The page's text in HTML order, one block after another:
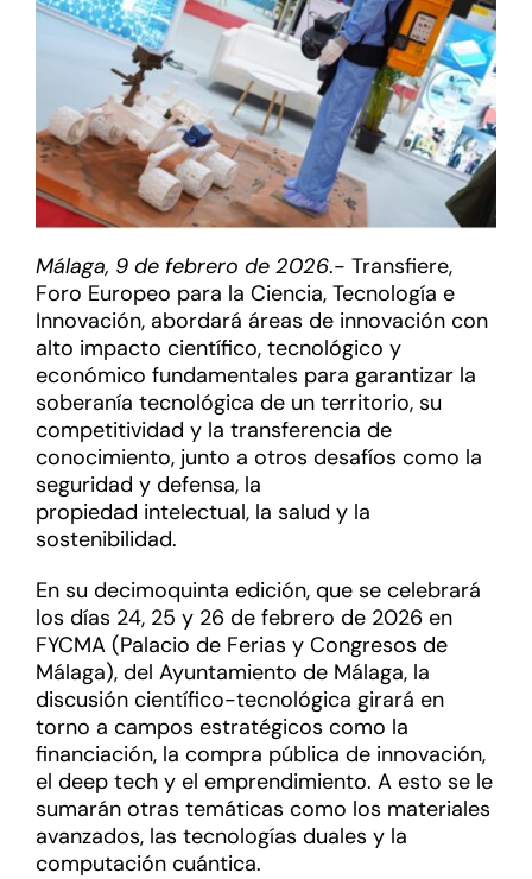
Málaga, 9 de febrero de 2026.- Transfiere,
Foro Europeo para la Ciencia, Tecnología e
Innovación, abordará áreas de innovación con
alto impacto científico, tecnológico y
económico fundamentales para garantizar la
soberanía tecnológica de un territorio, su
competitividad y la transferencia de
conocimiento, junto a otros desafíos como la
seguridad y defensa, la
propiedad intelectual, la salud y la
sostenibilidad.
En su decimoquinta edición, que se celebrará
los días 24, 25 y 26 de febrero de 2026 en
FYCMA (Palacio de Ferias y Congresos de
Málaga), del Ayuntamiento de Málaga, la
discusión científico-tecnológica girará en
torno a campos estratégicos como la
financiación, la compra pública de innovación,
el deep tech y el emprendimiento. A esto se le
sumarán otras temáticas como los materiales
avanzados, las tecnologías duales y la
computación cuántica.